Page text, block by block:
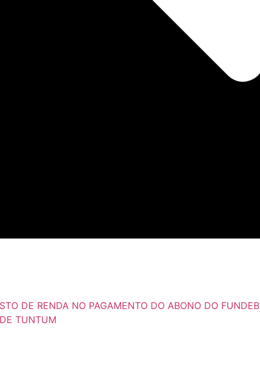
DE RENDA NO PAGAMENTO DO ABONO DO FUNDEB
TUNTUM